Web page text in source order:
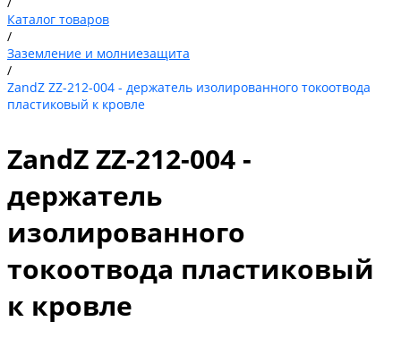
Каталог товаров
/
Заземление и молниезащита
/
ZandZ ZZ-212-004 - держатель изолированного токоотвода
пластиковый к кровле
ZandZ ZZ-212-004 -
держатель
изолированного
токоотвода пластиковый
к кровле